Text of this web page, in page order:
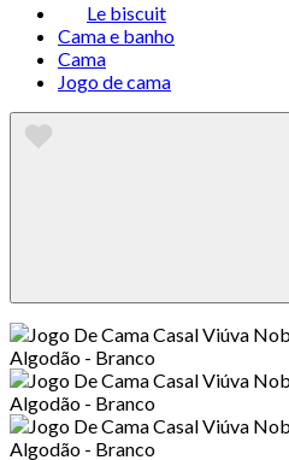
Le biscuit
Cama e banho
Cama
Jogo de cama